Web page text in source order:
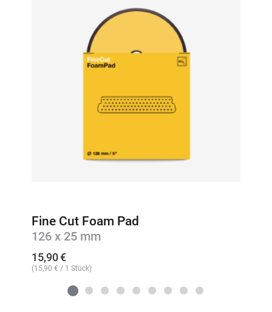
Fine Cut Foam Pad
126 x 25 mm
15,90€
(15,90 € / 1 Stück)